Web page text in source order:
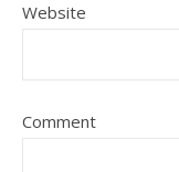
Website
Comment